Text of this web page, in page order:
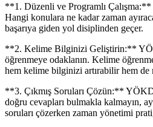
**1. Düzenli ve Programlı Çalışma:**
Hangi konulara ne kadar zaman
başarıya giden yol disiplinden geçer.
**2. Kelime Bilginizi Geliştirin:**
öğrenmeye odaklanın. Kelime
hem kelime bilginizi artırabilir hem
**3. Çıkmış Soruları Çözün:**
doğru cevapları bulmakla kalmayın,
soruları çözerken zaman yönetimi